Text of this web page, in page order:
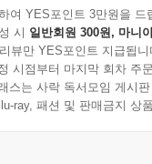
.
다.”
여 YES포인트 3만원을 드
시 일반회원 300원, 마니
뷰만 YES포인트 지급됩니
시점부터 마지막 회차 주
스는 사락 독서모임 게시
ray, 패션 및 판매금지 상